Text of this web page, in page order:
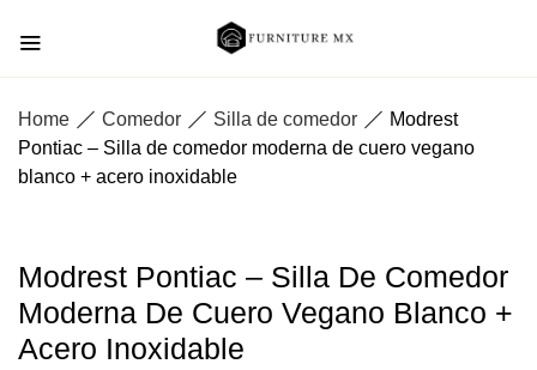
Home Comedor Silla de comedor
Modrest
Pontiac – Silla de comedor moderna de cuero vegano
blanco + acero inoxidable
Modrest Pontiac – Silla De Comedor
Moderna De Cuero Vegano Blanco +
Acero Inoxidable